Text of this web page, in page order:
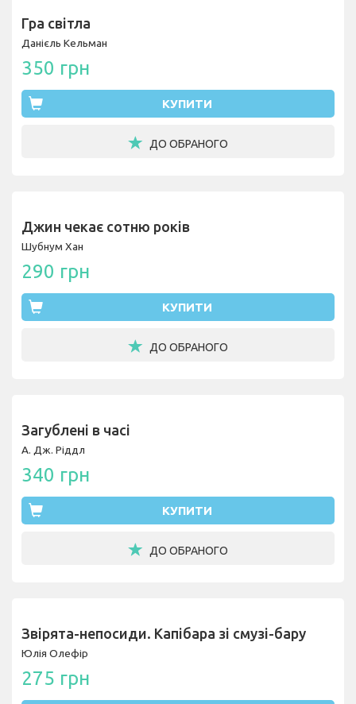
Гра світла
Данієль Кельман
350 грн
КУПИТИ
ДО ОБРАНОГО
Джин чекає сотню років
Шубнум Хан
290 грн
КУПИТИ
ДО ОБРАНОГО
Загублені в часі
А. Дж. Ріддл
340 грн
КУПИТИ
ДО ОБРАНОГО
Звірята-непосиди. Капібара зі смузі-бару
Юлія Олефір
275 грн